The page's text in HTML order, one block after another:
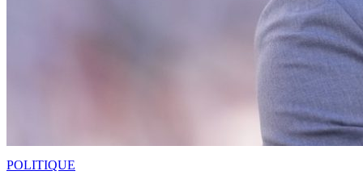
POLITIQUE